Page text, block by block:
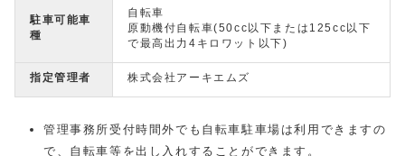
駐車可能車
種
自転車
原動機付自転車(50cc以下または125cc以下
で最高出力4キロワット以下)
指定管理者 株式会社アーキエムズ
管理事務所受付時間外でも自転車駐車場は利用できますの
で、自転車等を出し入れすることができます。